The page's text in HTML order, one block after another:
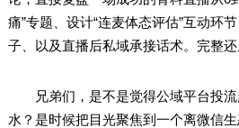
痛”专题、设计“连麦体态评估”互动环
子、以及直播后私域承接话术。完整还
兄弟们，是不是觉得公域平台投流
水？是时候把目光聚焦到一个离微信